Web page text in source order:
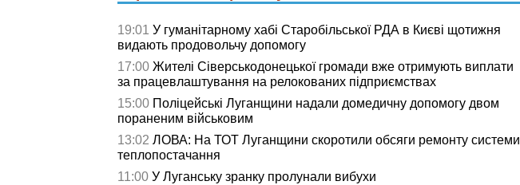
19:01 У гуманітарному хабі Старобільської РДА в Києві щотижня
видають продовольчу допомогу
17:00 Жителі Сіверськодонецької громади вже отримують виплати
за працевлаштування на релокованих підприємствах
15:00 Поліцейські Луганщини надали домедичну допомогу двом
пораненим військовим
13:02 ЛОВА: На ТОТ Луганщини скоротили обсяги ремонту системи
теплопостачання
11:00 У Луганську зранку пролунали вибухи